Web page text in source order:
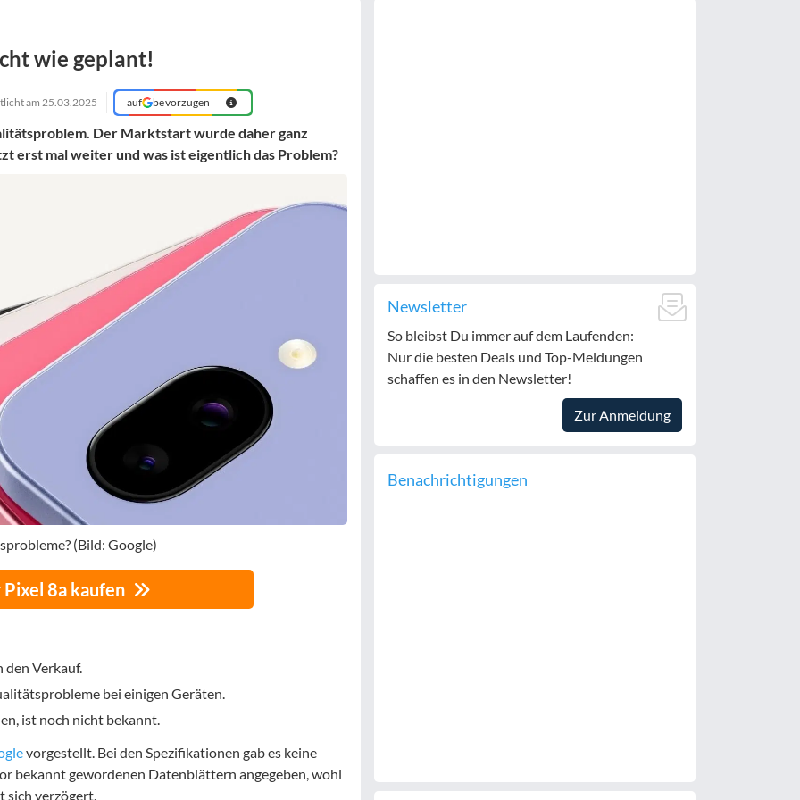
wie geplant!
am 25.03.2025 auf bevorzugen
Der Marktstart wurde daher ganz
erst mal weiter und was ist eigentlich das Problem?
(Bild: Google)
8a kaufen
den Verkauf.
bei einigen Geräten.
ist noch nicht bekannt.
vorgestellt. Bei den Spezifikationen gab es keine
bekannt gewordenen Datenblättern angegeben, wohl
sich verzögert.
Newsletter
So bleibst Du immer auf dem Laufenden:
Nur die besten Deals und Top-Meldungen
schaffen es in den Newsletter!
Zur Anmeldung
Benachrichtigungen